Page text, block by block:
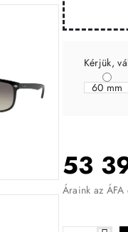
53
Áraink az ÁFA
Kérjük,
60 mm